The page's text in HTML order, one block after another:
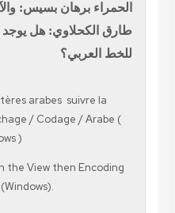
الحمراء برهان بسيس:
طارق الكحلاوي: هل يوجد
للخط العربي؟
arabes suivre la
/ Codage /Arabe (
)
the Viewthen Encoding